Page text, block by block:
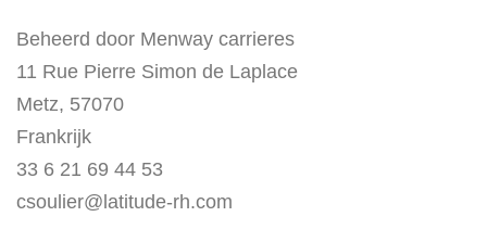
Beheerd door Menway carrieres
11 Rue Pierre Simon de Laplace
Metz, 57070
Frankrijk
33 6 21 69 44 53
csoulier@latitude-rh.com